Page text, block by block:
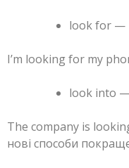
look for —
I’m looking for my
look into —
The company is
нові способи